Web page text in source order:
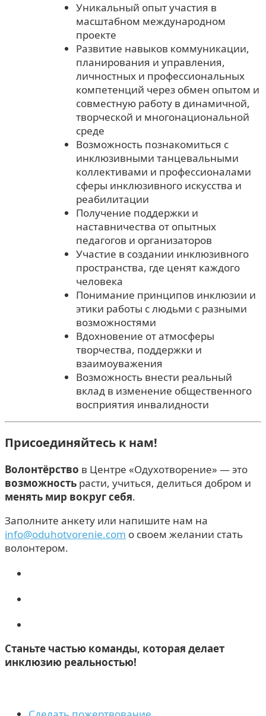
Уникальный опыт участия в
масштабном международном
проекте
Развитие навыков коммуникации,
планирования и управления,
личностных и профессиональных
компетенций через обмен опытом и
совместную работу в динамичной,
творческой и многонациональной
среде
Возможность познакомиться с
инклюзивными танцевальными
коллективами и профессионалами
сферы инклюзивного искусства и
реабилитации
Получение поддержки и
наставничества от опытных
педагогов и организаторов
Участие в создании инклюзивного
пространства, где ценят каждого
человека
Понимание принципов инклюзии и
этики работы с людьми с разными
возможностями
Вдохновение от атмосферы
творчества, поддержки и
взаимоуважения
Возможность внести реальный
вклад в изменение общественного
восприятия инвалидности
Присоединяйтесь к нам!
Волонтёрство в Центре «Одухотворение» — это
возможность расти, учиться, делиться добром и
менять мир вокруг себя.
Заполните анкету или напишите нам на
info@oduhotvorenie.com о своем желании стать
волонтером.
Станьте частью команды, которая делает
инклюзию реальностью!